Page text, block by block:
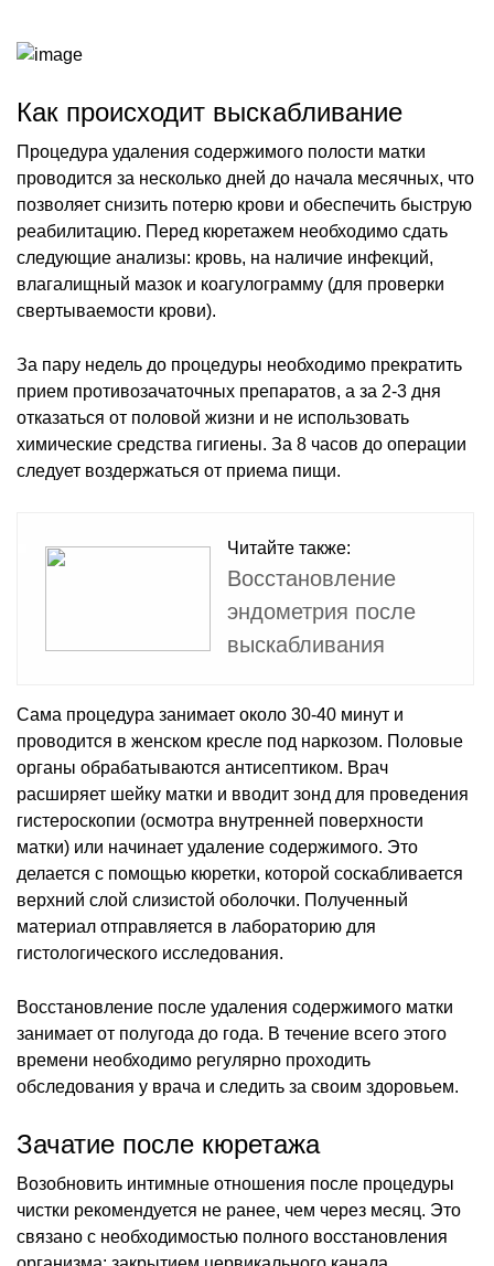
Как происходит выскабливание
Процедура удаления содержимого полости матки
проводится за несколько дней до начала месячных, что
позволяет снизить потерю крови и обеспечить быструю
реабилитацию. Перед кюретажем необходимо сдать
следующие анализы: кровь, на наличие инфекций,
влагалищный мазок и коагулограмму (для проверки
свертываемости крови).
За пару недель до процедуры необходимо прекратить
прием противозачаточных препаратов, а за 2-3 дня
отказаться от половой жизни и не использовать
химические средства гигиены. За 8 часов до операции
следует воздержаться от приема пищи.
Читайте также:
Восстановление
эндометрия после
выскабливания
Сама процедура занимает около 30-40 минут и
проводится в женском кресле под наркозом. Половые
органы обрабатываются антисептиком. Врач
расширяет шейку матки и вводит зонд для проведения
гистероскопии (осмотра внутренней поверхности
матки) или начинает удаление содержимого. Это
делается с помощью кюретки, которой соскабливается
верхний слой слизистой оболочки. Полученный
материал отправляется в лабораторию для
гистологического исследования.
Восстановление после удаления содержимого матки
занимает от полугода до года. В течение всего этого
времени необходимо регулярно проходить
обследования у врача и следить за своим здоровьем.
Зачатие после кюретажа
Возобновить интимные отношения после процедуры
чистки рекомендуется не ранее, чем через месяц. Это
связано с необходимостью полного восстановления